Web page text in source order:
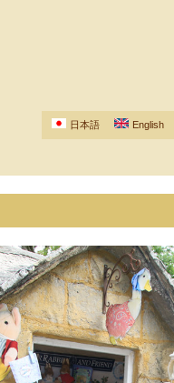
日本語 English